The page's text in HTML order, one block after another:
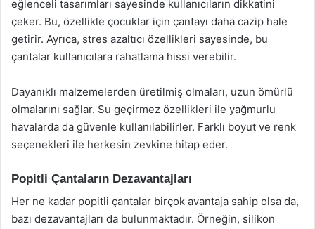
eğlenceli tasarımları sayesinde kullanıcıların dikkatini
çeker. Bu, özellikle çocuklar için çantayı daha cazip hale
getirir. Ayrıca, stres azaltıcı özellikleri sayesinde, bu
çantalar kullanıcılara rahatlama hissi verebilir.
Dayanıklı malzemelerden üretilmiş olmaları, uzun ömürlü
olmalarını sağlar. Su geçirmez özellikleri ile yağmurlu
havalarda da güvenle kullanılabilirler. Farklı boyut ve renk
seçenekleri ile herkesin zevkine hitap eder.
Popitli Çantaların Dezavantajları
Her ne kadar popitli çantalar birçok avantaja sahip olsa da,
bazı dezavantajları da bulunmaktadır. Örneğin, silikon